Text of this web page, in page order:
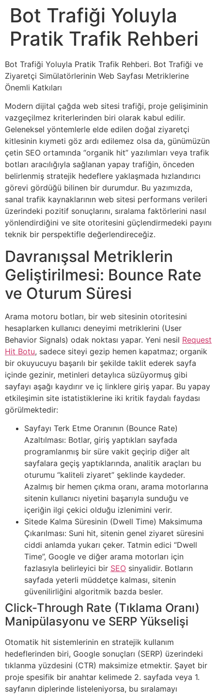
Bot Trafiği Yoluyla
Pratik Trafik Rehberi
Bot Trafiği Yoluyla Pratik Trafik Rehberi. Bot Trafiği ve
Ziyaretçi Simülatörlerinin Web Sayfası Metriklerine
Önemli Katkıları
Modern dijital çağda web sitesi trafiği, proje gelişiminin
vazgeçilmez kriterlerinden biri olarak kabul edilir.
Geleneksel yöntemlerle elde edilen doğal ziyaretçi
kitlesinin kıymeti göz ardı edilemez olsa da, günümüzün
çetin SEO ortamında “organik hit” yazılımları veya trafik
botları aracılığıyla sağlanan yapay trafiğin, önceden
belirlenmiş stratejik hedeflere yaklaşmada hızlandırıcı
görevi gördüğü bilinen bir durumdur. Bu yazımızda,
sanal trafik kaynaklarının web sitesi performans verileri
üzerindeki pozitif sonuçlarını, sıralama faktörlerini nasıl
yönlendirdiğini ve site otoritesini güçlendirmedeki payını
teknik bir perspektifle değerlendireceğiz.
Davranışsal Metriklerin
Geliştirilmesi: Bounce Rate
ve Oturum Süresi
Arama motoru botları, bir web sitesinin otoritesini
hesaplarken kullanıcı deneyimi metriklerini (User
Behavior Signals) odak noktası yapar. Yeni nesil Request
Hit Botu, sadece siteyi gezip hemen kapatmaz; organik
bir okuyucuyu başarılı bir şekilde taklit ederek sayfa
içinde gezinir, metinleri detaylıca süzüyormuş gibi
sayfayı aşağı kaydırır ve iç linklere giriş yapar. Bu yapay
etkileşimin site istatistiklerine iki kritik faydalı faydası
görülmektedir:
Sayfayı Terk Etme Oranının (Bounce Rate)
Azaltılması: Botlar, giriş yaptıkları sayfada
programlanmış bir süre vakit geçirip diğer alt
sayfalara geçiş yaptıklarında, analitik araçları bu
oturumu “kaliteli ziyaret” şeklinde kaydeder.
Azalmış bir hemen çıkma oranı, arama motorlarına
sitenin kullanıcı niyetini başarıyla sunduğu ve
içeriğin ilgi çekici olduğu izlenimini verir.
Sitede Kalma Süresinin (Dwell Time) Maksimuma
Çıkarılması: Suni hit, sitenin genel ziyaret süresini
ciddi anlamda yukarı çeker. Tatmin edici “Dwell
Time”, Google ve diğer arama motorları için
fazlasıyla belirleyici bir SEO sinyalidir. Botların
sayfada yeterli müddetçe kalması, sitenin
güvenilirliğini algoritmik bazda besler.
Click-Through Rate (Tıklama Oranı)
Manipülasyonu ve SERP Yükselişi
Otomatik hit sistemlerinin en stratejik kullanım
hedeflerinden biri, Google sonuçları (SERP) üzerindeki
tıklanma yüzdesini (CTR) maksimize etmektir. Şayet bir
proje spesifik bir anahtar kelimede 2. sayfada veya 1.
sayfanın diplerinde listeleniyorsa, bu sıralamayı